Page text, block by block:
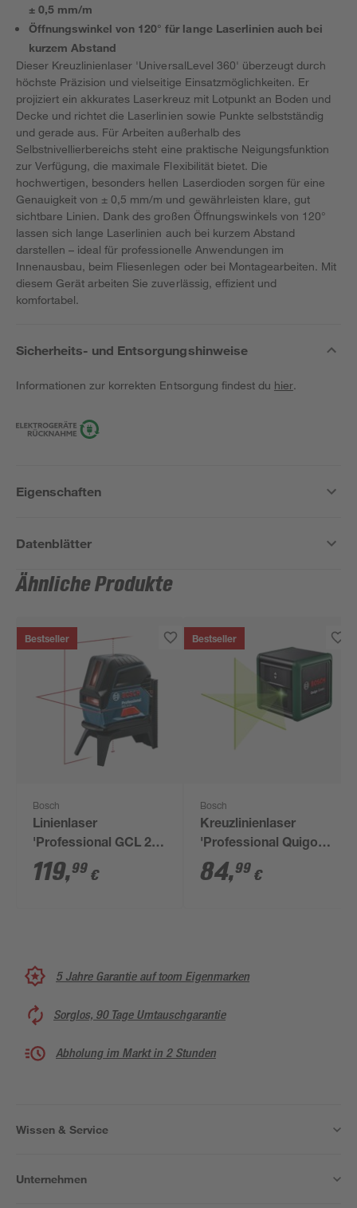
± 0,5 mm/m
Öffnungswinkel von 120° für lange Laserlinien auch bei
kurzem Abstand
Dieser Kreuzlinienlaser 'UniversalLevel 360' überzeugt durch
höchste Präzision und vielseitige Einsatzmöglichkeiten. Er
projiziert ein akkurates Laserkreuz mit Lotpunkt an Boden und
Decke und richtet die Laserlinien sowie Punkte selbstständig
und gerade aus. Für Arbeiten außerhalb des
Selbstnivellierbereichs steht eine praktische Neigungsfunktion
zur Verfügung, die maximale Flexibilität bietet. Die
hochwertigen, besonders hellen Laserdioden sorgen für eine
Genauigkeit von ± 0,5 mm/m und gewährleisten klare, gut
sichtbare Linien. Dank des großen Öffnungswinkels von 120°
lassen sich lange Laserlinien auch bei kurzem Abstand
darstellen – ideal für professionelle Anwendungen im
Innenausbau, beim Fliesenlegen oder bei Montagearbeiten. Mit
diesem Gerät arbeiten Sie zuverlässig, effizient und
komfortabel.
Sicherheits- und Entsorgungshinweise
Informationen zur korrekten Entsorgung findest du hier.
Eigenschaften
Datenblätter
Ähnliche Produkte
Bestseller
Bosch
Linienlaser
'Professional GCL 2-
15'
119,99 €
Bestseller
Bosch
Kreuzlinienlaser
'Professional Quigo
Green II' mit
Universalklemme
84,99 €
5 Jahre Garantie auf toom Eigenmarken
Sorglos, 90 Tage Umtauschgarantie
Abholung im Markt in 2 Stunden
Wissen & Service
Unternehmen